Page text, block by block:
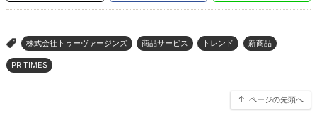
> 株式会社トゥーヴァージンズ 商品サービス トレンド 新商品
PR TIMES
ページの先頭へ